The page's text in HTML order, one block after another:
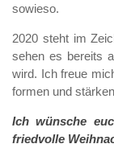
sowieso.
2020 steht im
sehen es bereits
wird. Ich freue
formen und
Ich wünsche
friedvolle